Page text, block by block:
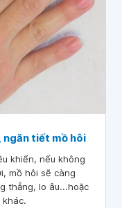
ngăn tiết mồ hôi
khiển, nếu không
mồ hôi sẽ càng
thẳng, lo âu...hoặc